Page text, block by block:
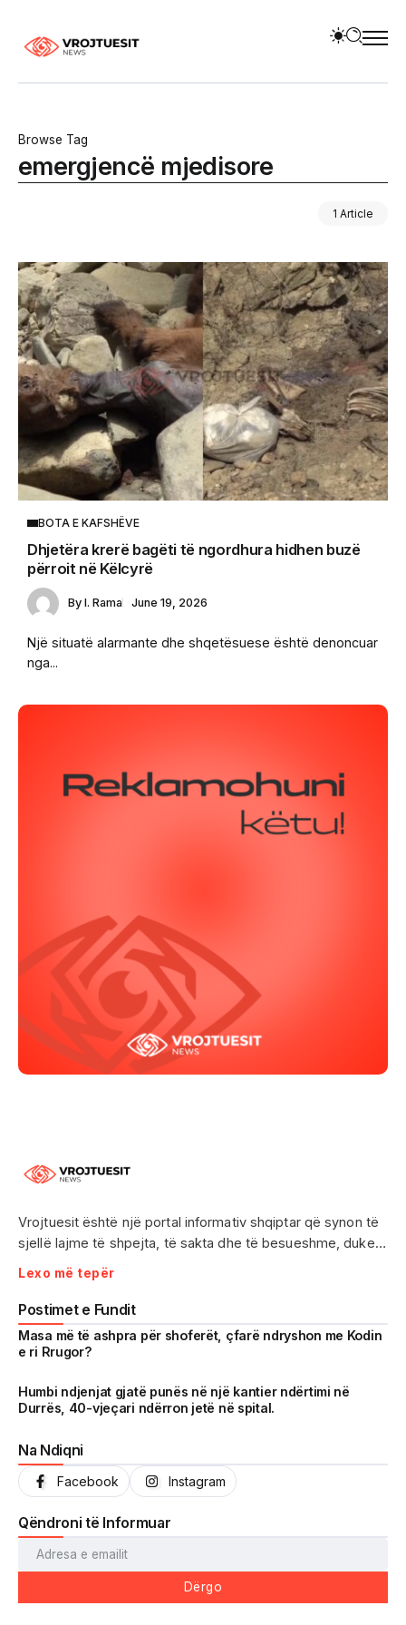
Browse Tag
emergjencë mjedisore
1 Article
BOTA E KAFSHËVE
Dhjetëra krerë bagëti të ngordhura hidhen buzë
përroit në Këlcyrë
By I. Rama June 19, 2026
Një situatë alarmante dhe shqetësuese është denoncuar
nga...
Vrojtuesit është një portal informativ shqiptar që synon të
sjellë lajme të shpejta, të sakta dhe të besueshme, duke
treguar realitetin pa çensurë. Fokus i punës sonë janë
ngjarjet e aktualitetit, problematikat sociale, denoncimet
qytetare dhe zhvillimet që prekin drejtpërdrejt jetën e
përditshme të shqiptarëve.
arritura në një kohë shumë të shkurtër, Vrojtuesit është
kthyer në një zë të fortë informimi dhe një pasqyrë reale të
Lexo më tepër
Postimet e Fundit
Masa më të ashpra për shoferët, çfarë ndryshon me Kodin
e ri Rrugor?
Humbi ndjenjat gjatë punës në një kantier ndërtimi në
Durrës, 40-vjeçari ndërron jetë në spital.
Na Ndiqni
Facebook Instagram
Qëndroni të Informuar
Dërgo